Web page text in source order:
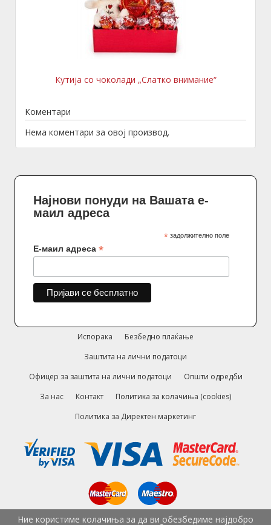
Кутија со чоколади „Слатко внимание“
Коментари
Нема коментари за овој производ.
Најнови понуди на Вашата е-
маил адреса
* задолжително поле
Е-маил адреса *
Испорака
Безбедно плаќање
Заштита на лични податоци
Офицер за заштита на лични податоци
Општи одредби
За нас
Контакт
Политика за колачиња (cookies)
Политика за Директен маркетинг
Ние користиме колачиња за да ви обезбедиме најдобро